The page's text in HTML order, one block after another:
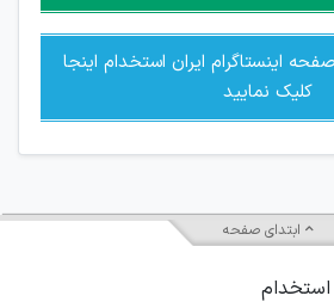
اینستاگرام ایران استخدام اینجا
کلیک نمایید
ابتدای صفحه
استخدام